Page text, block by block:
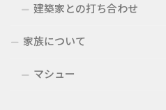
建築家との打ち合わせ
家族について
マシュー